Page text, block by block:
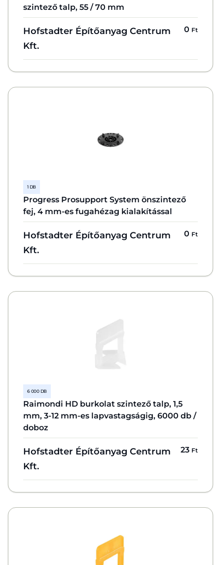
szintező talp, 55 / 70 mm
Hofstadter Építőanyag Centrum
Kft.
0 Ft
1 DB
Progress Prosupport System önszintező
fej, 4 mm-es fugahézag kialakítással
Hofstadter Építőanyag Centrum
Kft.
0 Ft
6 000 DB
Raimondi HD burkolat szintező talp, 1,5
mm, 3-12 mm-es lapvastagságig, 6000 db /
doboz
Hofstadter Építőanyag Centrum
Kft.
23 Ft